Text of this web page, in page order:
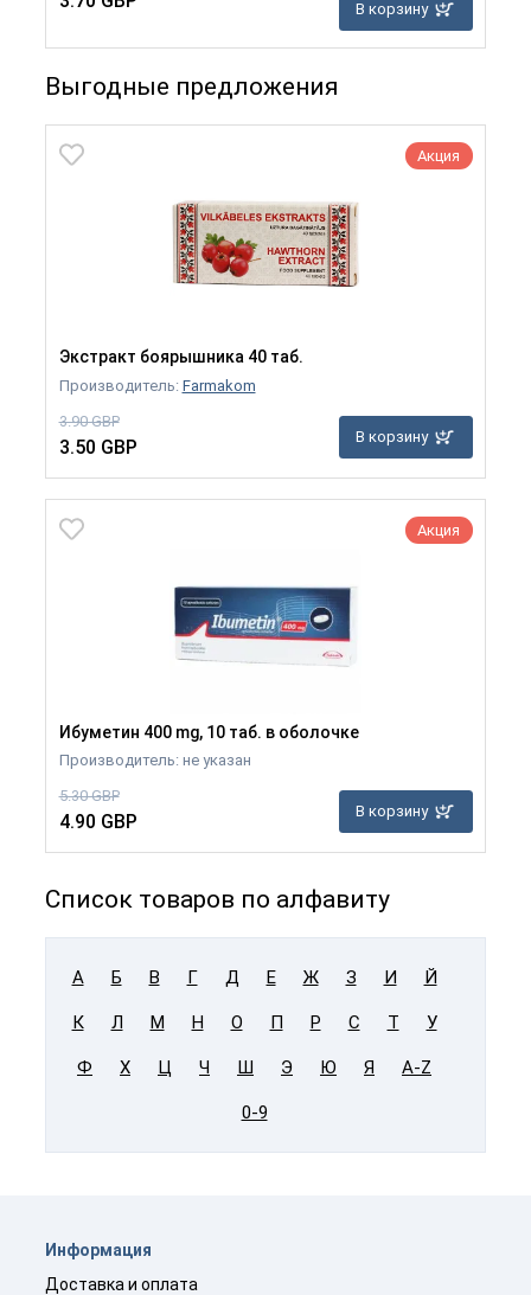
В корзину
Выгодные предложения
Акция
Экстракт боярышника 40 таб.
Производитель: Farmakom
3.90 GBP
3.50 GBP В корзину
Акция
Ибуметин 400 mg, 10 таб. в оболочке
Производитель: не указан
5.30 GBP
4.90 GBP В корзину
Список товаров по алфавиту
А Б В Г Д Е Ж З И Й
К Л М Н О П Р С Т У
Ф Х Ц Ч Ш Э Ю Я A-Z
0-9
Информация
Доставка и оплата